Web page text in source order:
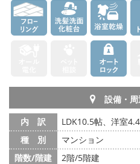
設備・
内 訳
LDK10.5帖、洋室
種 別
マンション
階数/階建
2階/5階建